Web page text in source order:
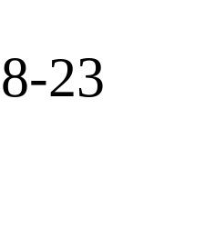
23